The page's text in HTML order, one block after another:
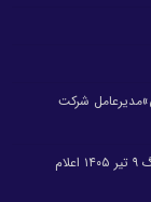
شرکت
نتایج آزمون استخدامی شرکت های زیرمجموعه پتروفرهنگ ۹ تیر ۱۴۰۵ اعلام